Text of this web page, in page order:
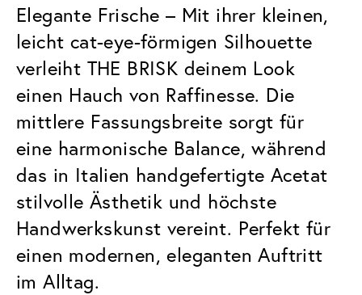
Elegante Frische – Mit ihrer kleinen,
leicht cat-eye-förmigen Silhouette
verleiht THE BRISK deinem Look
einen Hauch von Raffinesse. Die
mittlere Fassungsbreite sorgt für
eine harmonische Balance, während
das in Italien handgefertigte Acetat
stilvolle Ästhetik und höchste
Handwerkskunst vereint. Perfekt für
einen modernen, eleganten Auftritt
im Alltag.